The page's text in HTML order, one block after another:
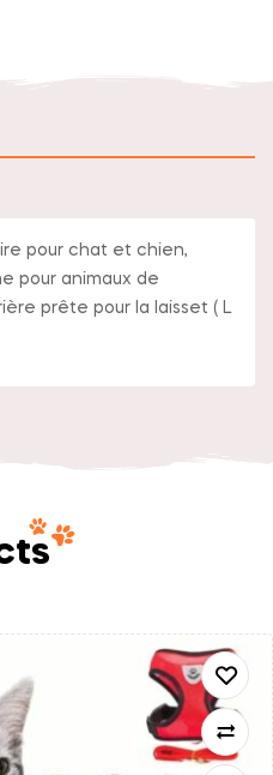
pour chat et chien,
pour animaux de
prête pour la laisset ( L